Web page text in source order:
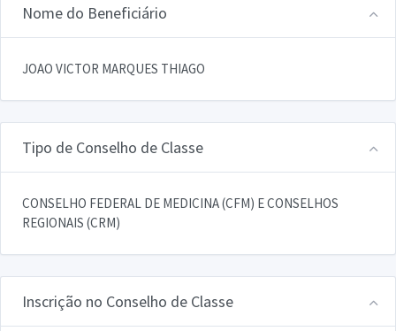
Nome do Beneficiário
JOAO VICTOR MARQUES THIAGO
Tipo de Conselho de Classe
CONSELHO FEDERAL DE MEDICINA (CFM) E CONSELHOS
REGIONAIS (CRM)
Inscrição no Conselho de Classe